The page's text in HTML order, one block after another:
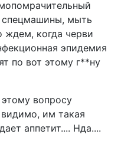
спецмашины, мыть
ждем, когда черви
эпидемия
по вот этому г**ну
вопросу
видимо, им такая
аппетит.... Нда....